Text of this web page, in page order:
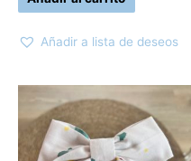
Añadir a lista de deseos